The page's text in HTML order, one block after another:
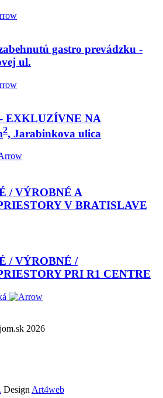
gastro prevádzku -
ul.
EXKLUZÍVNE NA
2, Jarabinkova ulica
/ VÝROBNÉ A
V BRATISLAVE
/ VÝROBNÉ /
PRI R1 CENTRE
2026
Design Art4web